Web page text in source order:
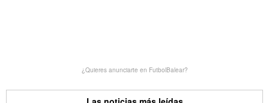
¿Quieres anunciarte en FutbolBalear?